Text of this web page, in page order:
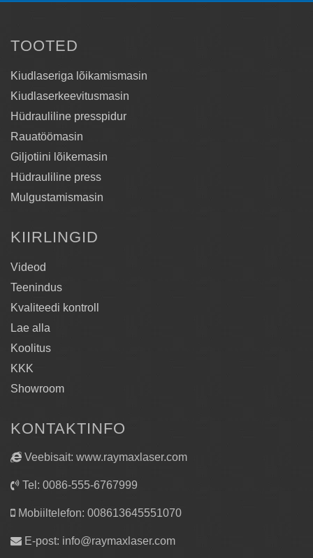
TOOTED
Kiudlaseriga lõikamismasin
Kiudlaserkeevitusmasin
Hüdrauliline presspidur
Rauatöömasin
Giljotiini lõikemasin
Hüdrauliline press
Mulgustamismasin
KIIRLINGID
Videod
Teenindus
Kvaliteedi kontroll
Lae alla
Koolitus
KKK
Showroom
KONTAKTINFO
Veebisait: www.raymaxlaser.com
Tel: 0086-555-6767999
Mobiiltelefon: 008613645551070
E-post: info@raymaxlaser.com